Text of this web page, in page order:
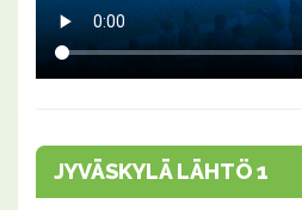
JYVÄSKYLÄ LÄHTÖ 1